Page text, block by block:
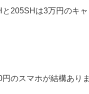
205SHは3万円のキャ
のスマホが結構ありま